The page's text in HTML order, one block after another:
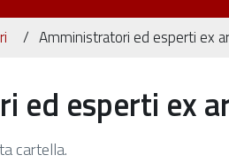
Amministratori ed esperti ex
ed esperti ex
cartella.